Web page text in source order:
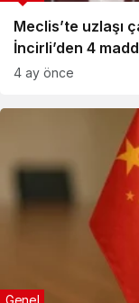
Meclis’te uzlaşı
İncirli’den 4
4 ay önce
Genel